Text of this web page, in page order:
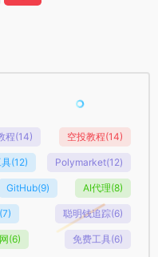
程(14) 空投教程(14)
(12) Polymarket(12)
GitHub(9) AI代理(8)
聪明钱追踪(6)
(6) 免费工具(6)